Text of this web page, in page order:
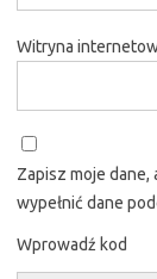
Witryna
Zapisz moje
wypełnić dane
Wprowadź kod